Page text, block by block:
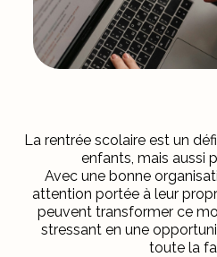
La rentrée scolaire est un
enfants, mais aussi
Avec une bonne
attention portée à leur
peuvent transformer ce
stressant en une
toute la